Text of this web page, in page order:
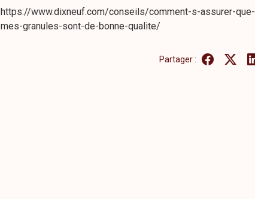
https://www.dixneuf.com/conseils/comment-s-assurer-que-
mes-granules-sont-de-bonne-qualite/
Partager :